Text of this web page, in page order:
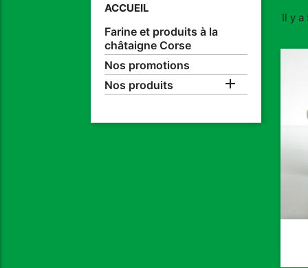
ACCUEIL
Farine et produits à la
châtaigne Corse
Nos promotions
Nos produits

Il y a